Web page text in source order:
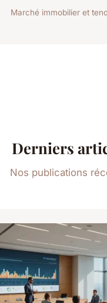
Marché immobilier et
Derniers
Nos publications